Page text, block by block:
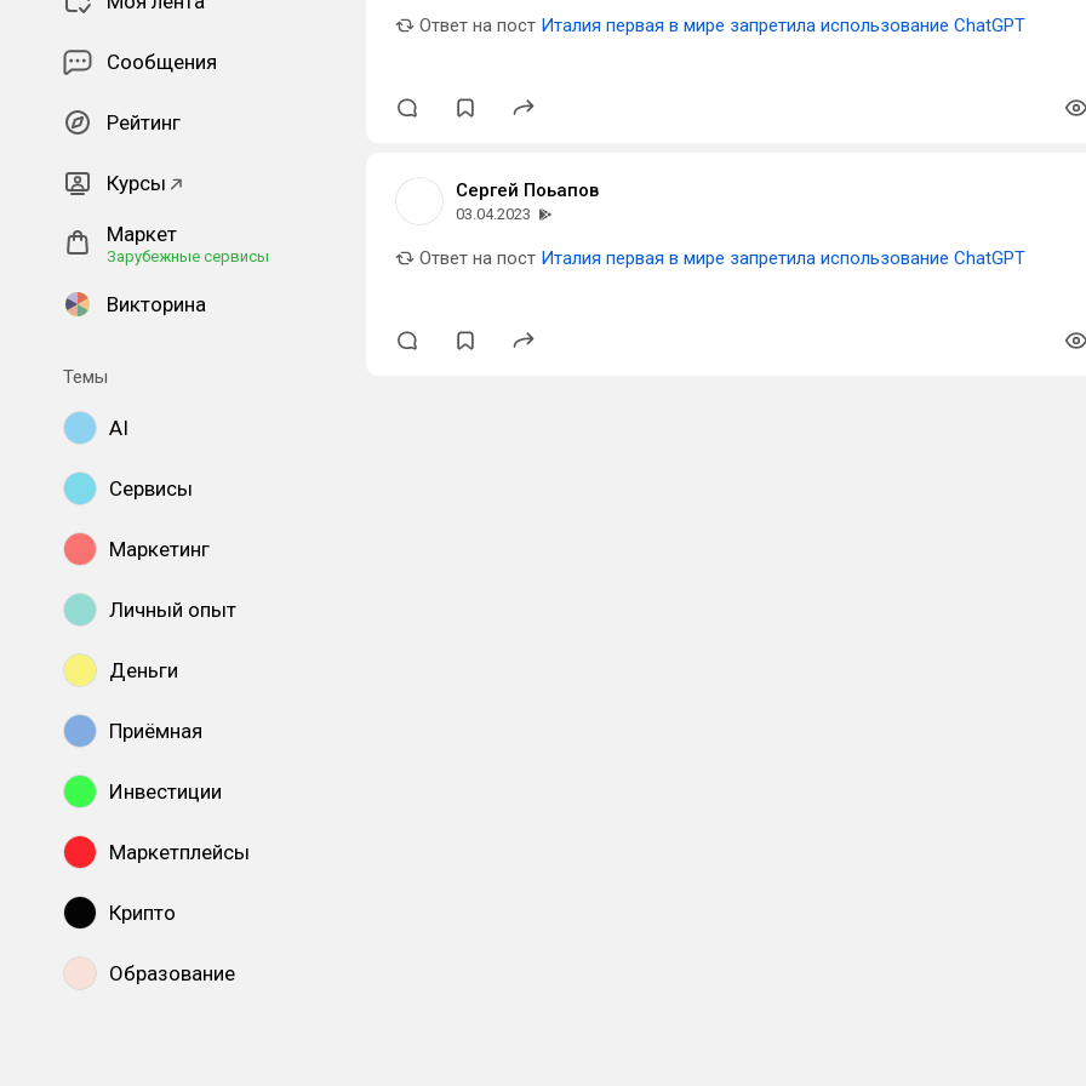
Сообщения
Рейтинг
Курсы
Маркет
Зарубежные сервисы
Викторина
Темы
AI
Сервисы
Маркетинг
Личный опыт
Деньги
Приёмная
Инвестиции
Маркетплейсы
Крипто
Образование
Ответ на пост Италия первая в мире запретила использование ChatGPT
Сергей Поьапов
03.04.2023
Ответ на пост Италия первая в мире запретила использование ChatGPT